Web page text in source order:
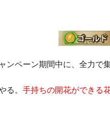
ンペーン期間中に、全力で
。 手持ちの開花ができる